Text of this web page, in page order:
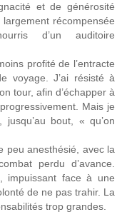
et de générosité
récompensée
d’un auditoire
profité de l’entracte
voyage. J’ai résisté à
tour, afin d’échapper à
Mais je
bout, « qu’on
peu anesthésié, avec la
perdu d’avance.
impuissant face à une
de ne pas trahir. La
trop grandes.